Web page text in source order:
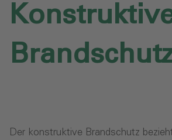
Der konstruktive Brandschutz